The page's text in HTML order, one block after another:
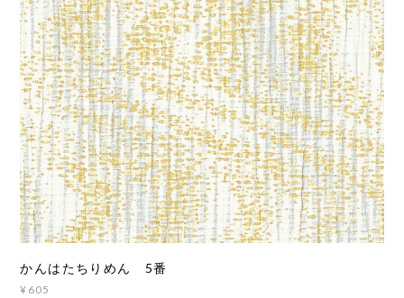
かんはたちりめん 5番
¥605